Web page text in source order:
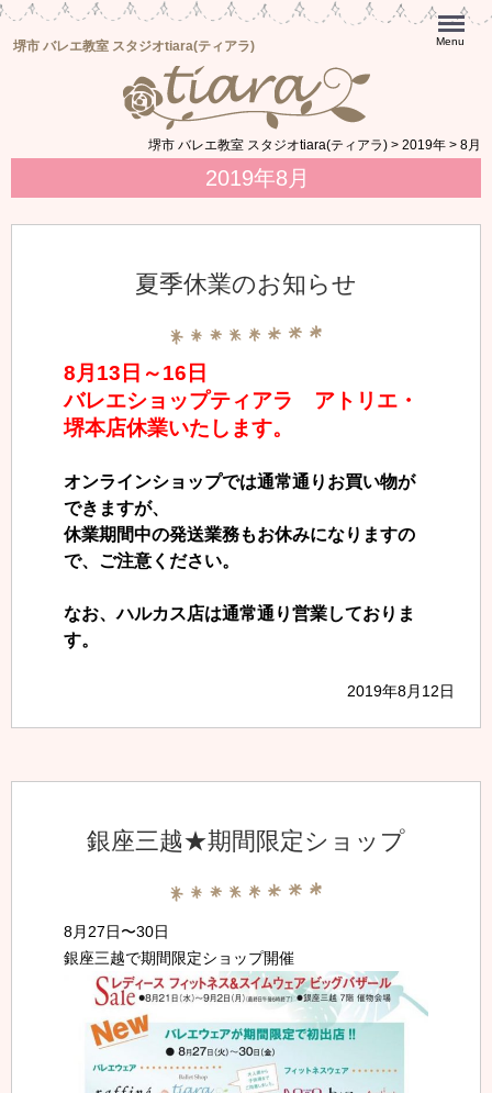
堺市 バレエ教室 スタジオtiara(ティアラ) Menu
堺市 バレエ教室 スタジオtiara(ティアラ) > 2019年 > 8月
2019年8月
夏季休業のお知らせ
8月13日～16日
バレエショップティアラ アトリエ・
堺本店休業いたします。
オンラインショップでは通常通りお買い物が
できますが、
休業期間中の発送業務もお休みになりますの
で、ご注意ください。
なお、ハルカス店は通常通り営業しておりま
す。
2019年8月12日
銀座三越★期間限定ショップ
8月27日〜30日
銀座三越で期間限定ショップ開催